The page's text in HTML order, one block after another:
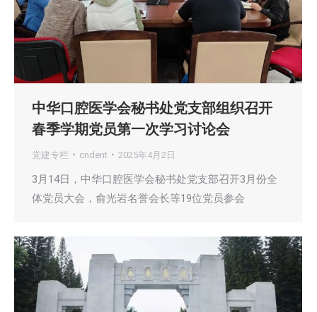
中华口腔医学会秘书处党支部组织召开
春季学期党员第一次学习讨论会
党建专栏 cndent 2025年4月2日
3月14日，中华口腔医学会秘书处党支部召开3月份全
体党员大会，俞光岩名誉会长等19位党员参会